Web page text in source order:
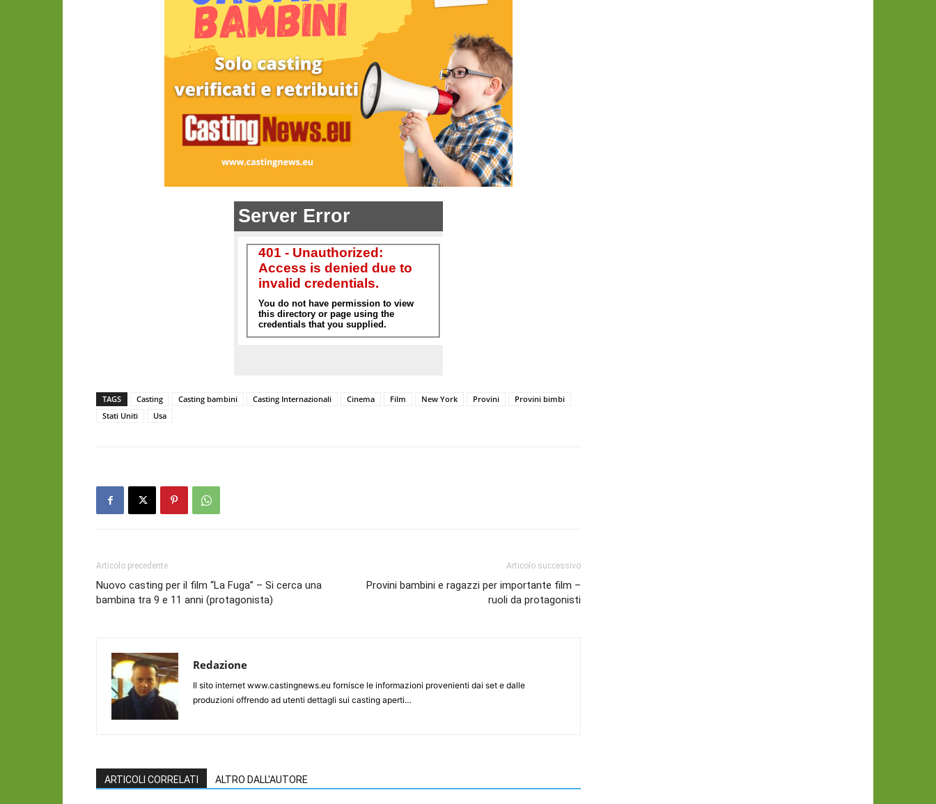
TAGS Casting Casting bambini Casting Internazionali Cinema Film New York Provini
Provini bimbi
Stati Uniti
Usa
Articolo precedente
Nuovo casting per il film “La Fuga” – Si cerca una
bambina tra 9 e 11 anni (protagonista)
Articolo successivo
Provini bambini e ragazzi per importante film –
ruoli da protagonisti
Redazione
Il sito internet www.castingnews.eu fornisce le informazioni provenienti dai set e dalle
produzioni offrendo ad utenti dettagli sui casting aperti…
ARTICOLI CORRELATI ALTRO DALL'AUTORE